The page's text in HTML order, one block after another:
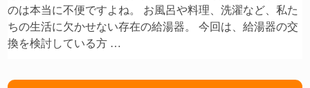
のは本当に不便ですよね。 お風呂や料理、洗濯など、私た
ちの生活に欠かせない存在の給湯器。 今回は、給湯器の交
換を検討している方 …